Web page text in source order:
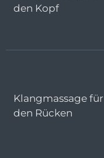
den Kopf
Klangmassage für
den Rücken